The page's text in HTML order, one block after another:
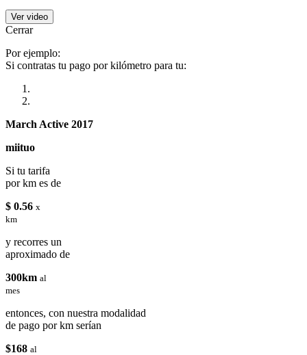
Ver video
Cerrar
Por ejemplo:
Si contratas tu pago por kilómetro para tu:
March Active 2017
miituo
Si tu tarifa
por km es de
$ 0.56 x
km
y recorres un
aproximado de
300km al
mes
entonces, con nuestra modalidad
de pago por km serían
$168 al